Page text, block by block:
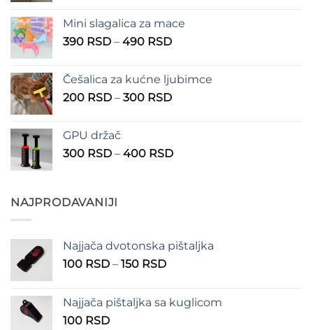
1.250 RSD
Mini slagalica za mace
390 RSD – 490 RSDRaspon
390 RSD
do
Češalica za kućne ljubimce
200 RSD – 300 RSDRaspon
do
GPU držač
300 RSD – 400 RSDRaspon
NAJPRODAVANIJI
Najjača dvotonska pištaljka
100 RSD – 150 RSDRaspon
100 RSD
Najjača pištaljka sa kuglicom
100 RSD